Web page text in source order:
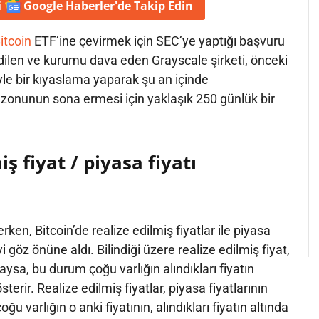
Google Haberler'deTakip Edin
ETF’ine çevirmek için SEC’ye yaptığı başvuru
ve kurumu dava eden Grayscale şirketi, önceki
bir kıyaslama yaparak şu an içinde
sona ermesi için yaklaşık 250 günlük bir
fiyat / piyasa fiyatı
Bitcoin’de realize edilmiş fiyatlar ile piyasa
göz önüne aldı. Bilindiği üzere realize edilmiş fiyat,
bu durum çoğu varlığın alındıkları fiyatın
Realize edilmiş fiyatlar, piyasa fiyatlarının
varlığın o anki fiyatının, alındıkları fiyatın altında